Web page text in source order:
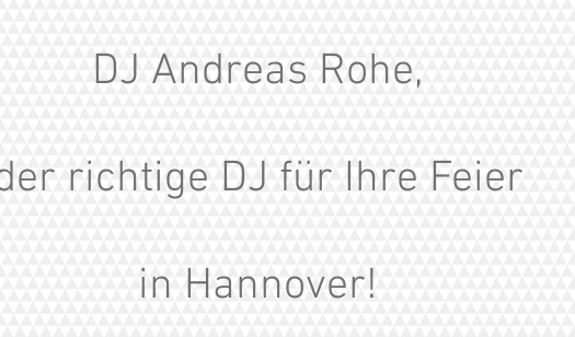
DJ Andreas Rohe,
richtige DJ für Ihre Feier
in Hannover!